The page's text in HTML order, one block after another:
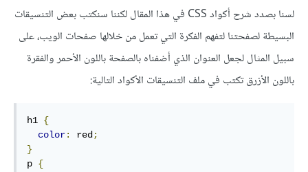
لسنا بصدد شرح أكواد CSS في هذا المقال لكننا سنكتب بعض التنسيقات
البسيطة لصفحتنا لتفهم الفكرة التي تعمل من خلالها صفحات الويب، على
سبيل المثال لجعل العنوان الذي أضفناه بالصفحة باللون الأحمر والفقرة
باللون الأزرق تكتب في ملف التنسيقات الأكواد التالية:
h1 {
color: red ;
}
p {